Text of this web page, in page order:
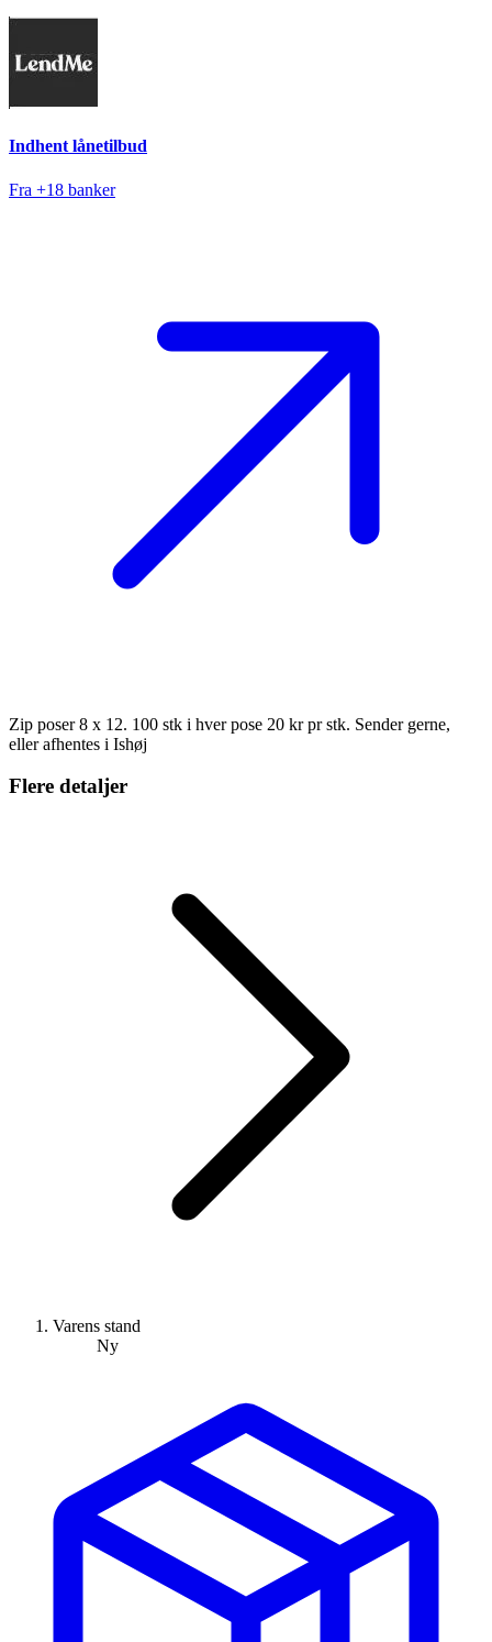
Indhent lånetilbud
Fra +18 banker
Zip poser 8 x 12. 100 stk i hver pose 20 kr pr stk. Sender gerne,
eller afhentes i Ishøj
Flere detaljer
Varens stand
Ny